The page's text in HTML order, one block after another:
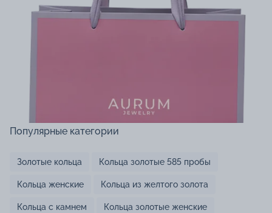
Популярные категории
Золотые кольца Кольца золотые 585 пробы
Кольца женские Кольца из желтого золота
Кольца с камнем Кольца золотые женские